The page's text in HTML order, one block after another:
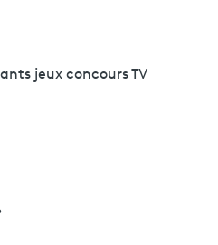
jeux concours TV